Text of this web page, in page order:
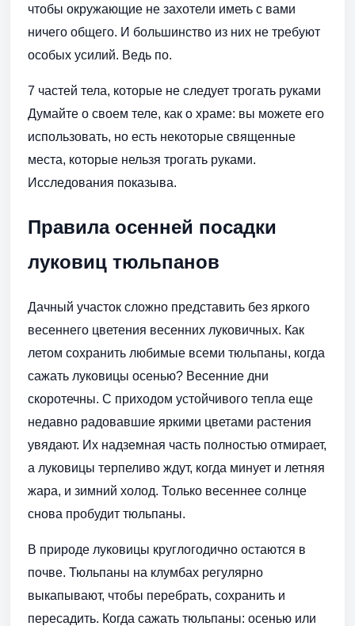
чтобы окружающие не захотели иметь с вами
ничего общего. И большинство из них не требуют
особых усилий. Ведь по.
7 частей тела, которые не следует трогать руками
Думайте о своем теле, как о храме: вы можете его
использовать, но есть некоторые священные
места, которые нельзя трогать руками.
Исследования показыва.
Правила осенней посадки
луковиц тюльпанов
Дачный участок cложно представить без яркого
весеннего цветения весенних луковичных. Как
летом cохранить любимые всеми тюльпаны, когда
сажать луковицы осенью? Весенние дни
скоротечны. С приходом устойчивого тепла еще
недавно радовавшие яркими цветами растения
увядают. Их надземная часть полностью отмирает,
а луковицы терпеливо ждут, когда минует и летняя
жара, и зимний холод. Только весеннее солнце
снова пробудит тюльпаны.
В природе луковицы круглогодично остаются в
почве. Тюльпаны на клумбах регулярно
выкапывают, чтобы перебрать, сохранить и
пересадить. Когда сажать тюльпаны: осенью или